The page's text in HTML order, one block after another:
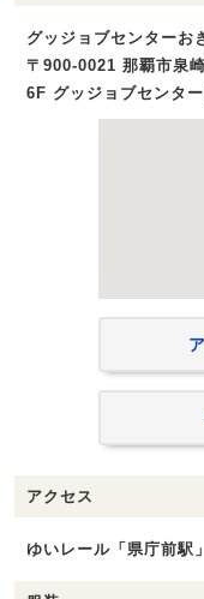
グッジョブセンターお
〒900-0021 那覇市泉
6F グッジョブセンタ
アクセス
ゆいレール「県庁前駅